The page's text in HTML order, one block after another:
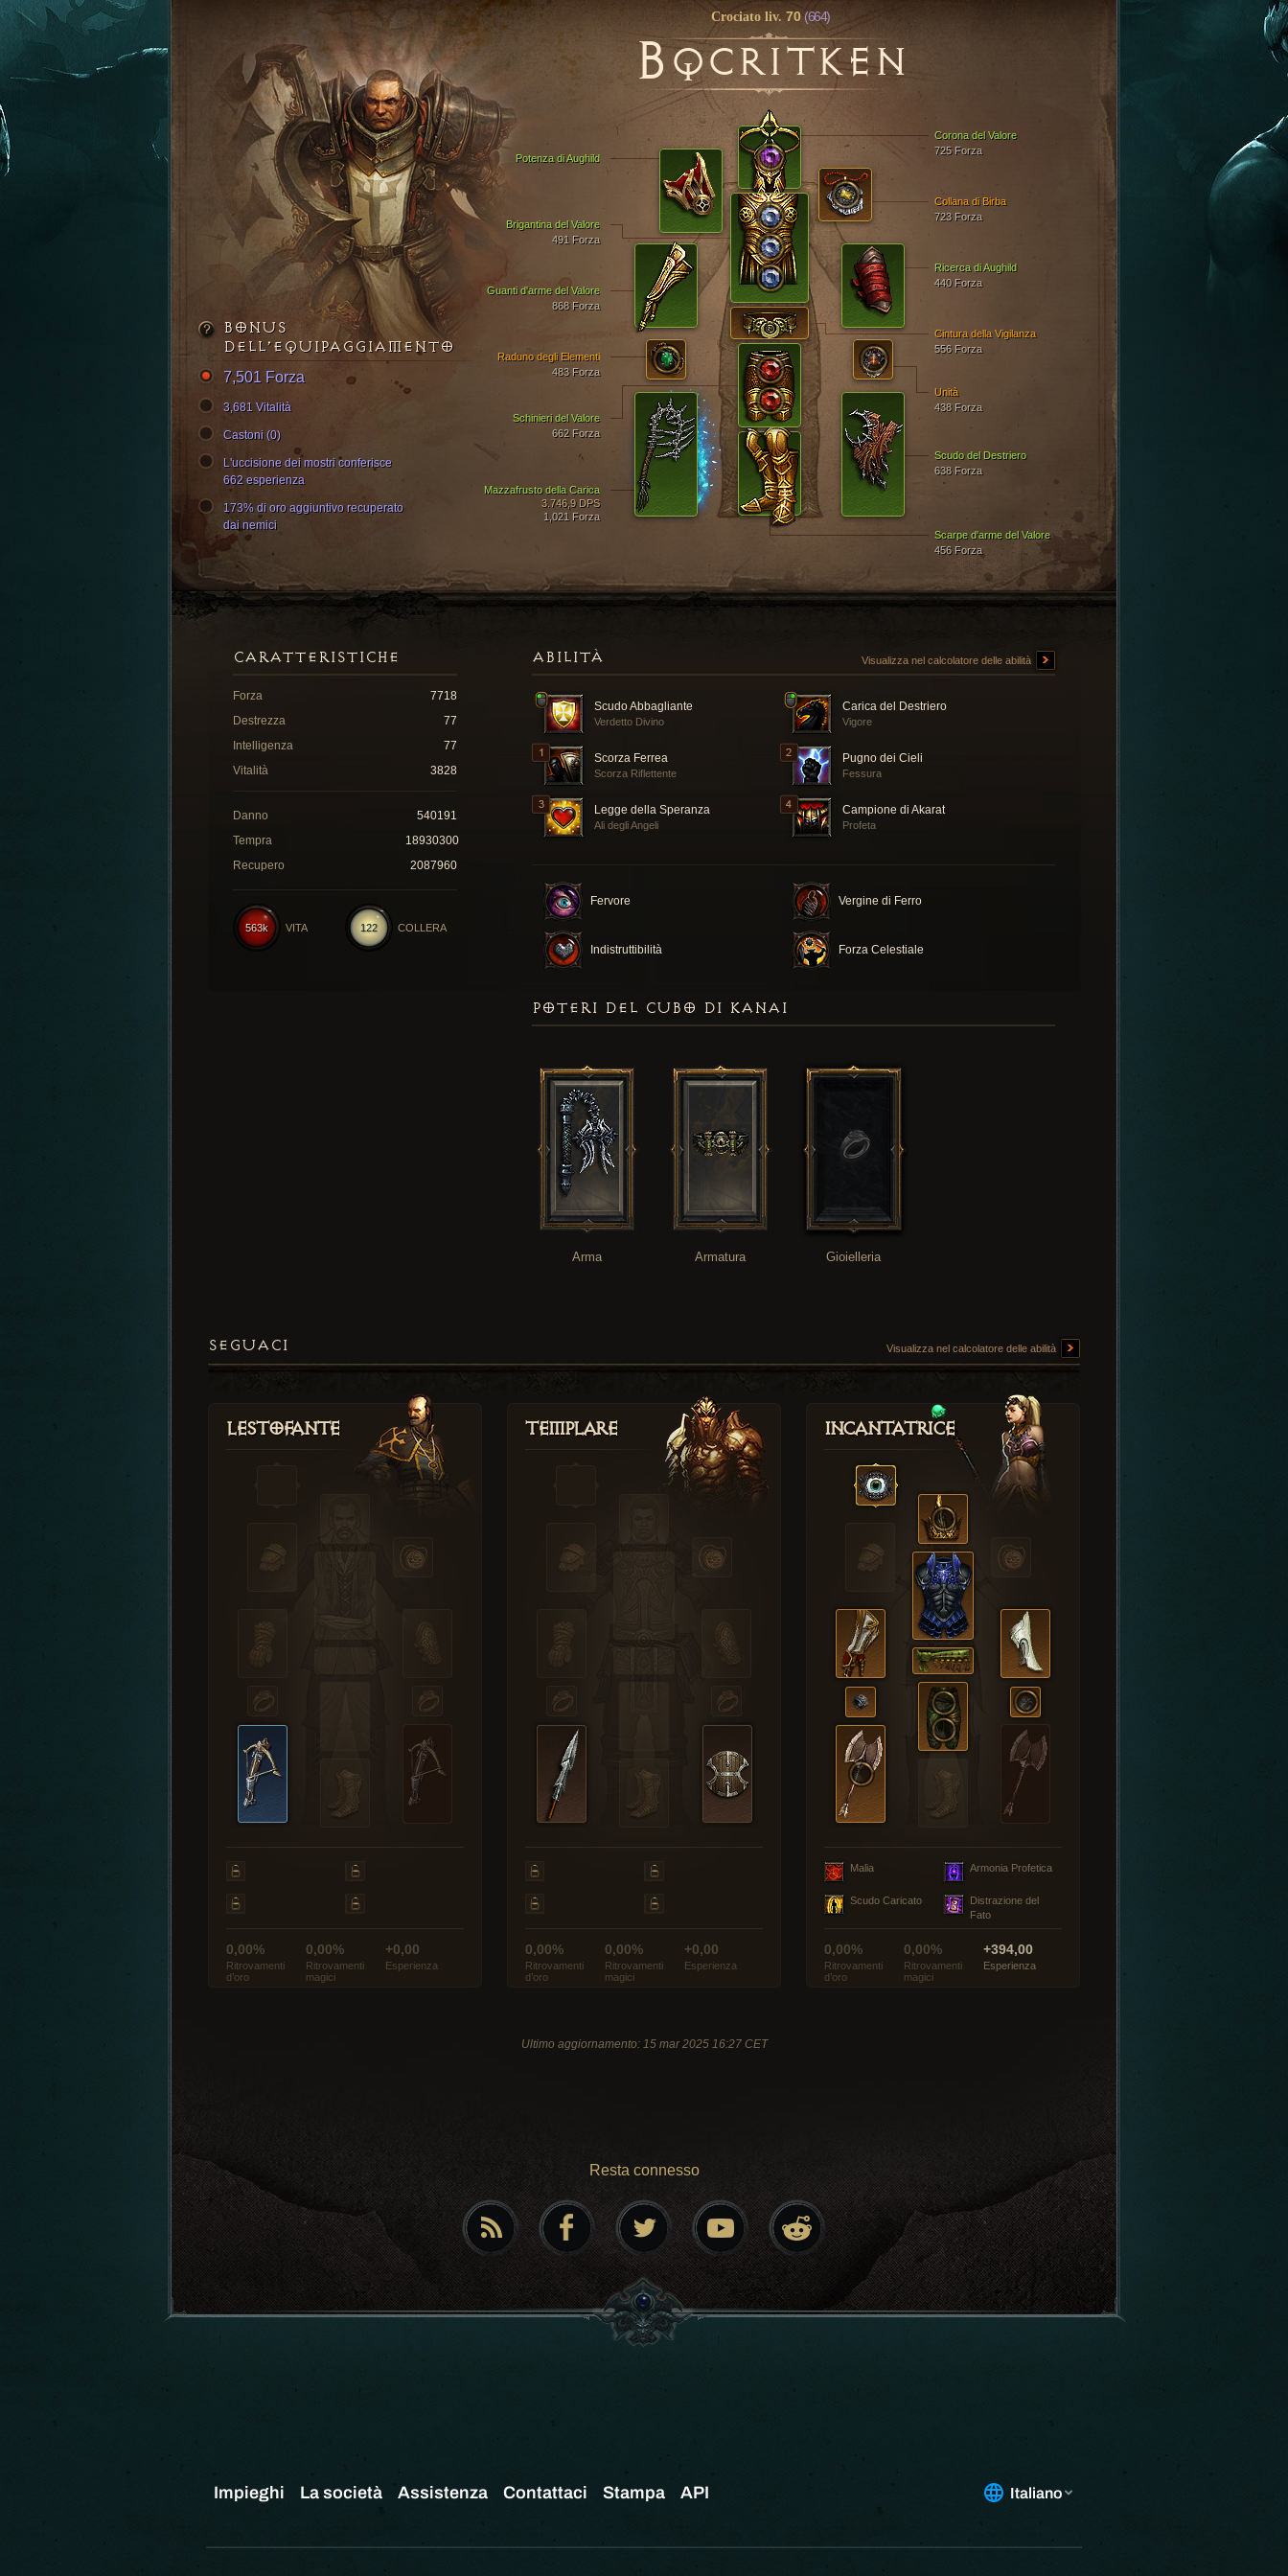
Crociato liv. 70(664)
BQCRITKEN
Corona del Valore
725 Forza
Brigantina del Valore
491 Forza
Scarpe d'arme del Valore
456 Forza
Guanti d'arme del Valore
868 Forza
Potenza di Aughild
Schinieri del Valore
662 Forza
Ricerca di Aughild
440 Forza
Mazzafrusto della Carica
3.746,9 DPS
1,021 Forza
Scudo del Destriero
638 Forza
Cintura della Vigilanza
556 Forza
Unità
438 Forza
Raduno degli Elementi
483 Forza
Collana di Birba
723 Forza
BONUS
DELL’EQUIPAGGIAMENTO
7,501 Forza
3,681 Vitalità
Castoni (0)
L'uccisione dei mostri conferisce
662 esperienza
173% di oro aggiuntivo recuperato
dai nemici
ABILITÀ Visualizza nel calcolatore delle abilità
Scudo Abbagliante
Verdetto Divino
Carica del Destriero
Vigore
Scorza Ferrea
Scorza Riflettente
Pugno dei Cieli
Fessura
Legge della Speranza
Ali degli Angeli
Campione di Akarat
Profeta
Fervore Vergine di Ferro
Indistruttibilità Forza Celestiale
CARATTERISTICHE
Forza
7718
Destrezza
77
Intelligenza
77
Vitalità
3828
Danno
540191
Tempra
18930300
Recupero
2087960
122 COLLERA
563k VITA
POTERI DEL CUBO DI KANAI
Arma Armatura Gioielleria
SEGUACI Visualizza nel calcolatore delle abilità
Lestofante
0,00%
Ritrovamenti
d’oro
0,00%
Ritrovamenti
magici
+0,00
Esperienza
Templare
0,00%
Ritrovamenti
d’oro
0,00%
Ritrovamenti
magici
+0,00
Esperienza
Incantatrice
Malia Armonia Profetica
Scudo Caricato
Distrazione del
Fato
0,00%
Ritrovamenti
d’oro
0,00%
Ritrovamenti
magici
+394,00
Esperienza
Ultimo aggiornamento: 15 mar 2025 16:27 CET
Resta connesso